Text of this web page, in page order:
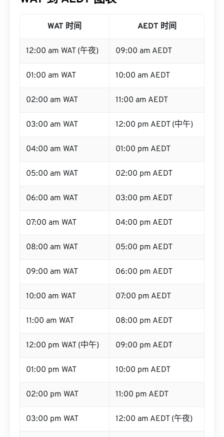
WAT 到 AEDT 图表
WAT 时间 AEDT 时间
12:00 am WAT (午夜) 09:00 am AEDT
01:00 am WAT 10:00 am AEDT
02:00 am WAT 11:00 am AEDT
03:00 am WAT 12:00 pm AEDT (中午)
04:00 am WAT 01:00 pm AEDT
05:00 am WAT 02:00 pm AEDT
06:00 am WAT 03:00 pm AEDT
07:00 am WAT 04:00 pm AEDT
08:00 am WAT 05:00 pm AEDT
09:00 am WAT 06:00 pm AEDT
10:00 am WAT 07:00 pm AEDT
11:00 am WAT 08:00 pm AEDT
12:00 pm WAT (中午) 09:00 pm AEDT
01:00 pm WAT 10:00 pm AEDT
02:00 pm WAT 11:00 pm AEDT